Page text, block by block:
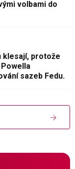
volbami do
klesají, protože
sazeb Fedu.